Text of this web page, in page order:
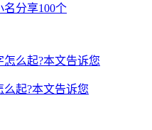
分享100个
起?本文告诉您